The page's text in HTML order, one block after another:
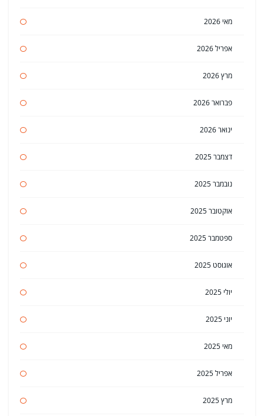
מאי 2026
אפריל 2026
מרץ 2026
פברואר 2026
ינואר 2026
דצמבר 2025
נובמבר 2025
אוקטובר 2025
ספטמבר 2025
אוגוסט 2025
יולי 2025
יוני 2025
מאי 2025
אפריל 2025
מרץ 2025